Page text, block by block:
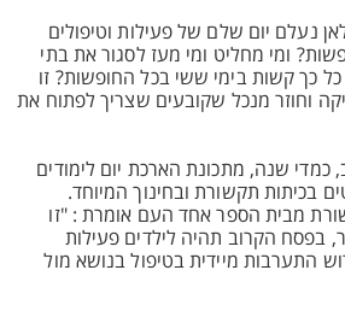
נעלם יום שלם של פעילות וטיפולים
ומי מחליט ומי מעז לסגור את בתי
כך קשות בימי ששי בכל החופשות? זו
וחוזר מנכל שקובעים שצריך לפתוח את
שנה, מתכונת הארכת יום לימודים
בכיתות תקשורת ובחינוך המיוחד.
מבית הספר אחד העם אומרת : "זו
בפסח הקרוב תהיה לילדים פעילות
התערבות מיידית בטיפול בנושא מול